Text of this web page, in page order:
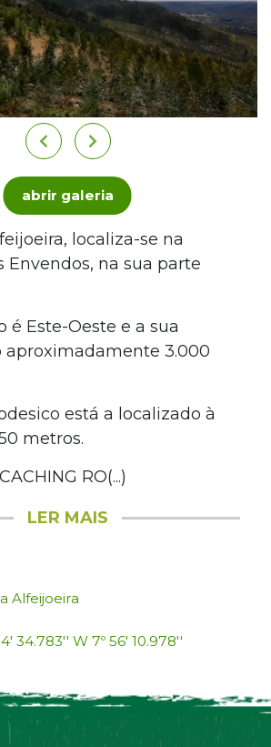
abrir galeria
localiza-se na
Envendos, na sua parte
é Este-Oeste e a sua
aproximadamente 3.000
está a localizado à
metros.
RO(...)
LER MAIS
Alfeijoeira
34.783'' W 7º 56' 10.978''